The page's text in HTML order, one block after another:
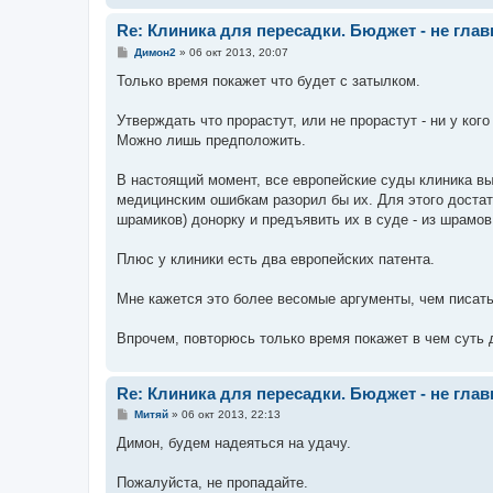
Re: Клиника для пересадки. Бюджет - не
С
о
е
и
Димон2 » 06 окт 2013, 20:07
Только время покажет что будет с затылком.
Утверждать что прорастут, или не прорастут - ни у
Можно лишь предположить.
В настоящий момент, все европейские суды клиника
медицинским ошибкам разорил бы их. Для этого
шрамиков) донорку и предъявить их в суде - из
Плюс у клиники есть два европейских патента.
Мне кажется это более весомые аргументы, чем
Впрочем, повторюсь только время покажет в чем суть
Re: Клиника для пересадки. Бюджет - не
С
о
е
Митяй» 06 окт 2013, 22:13
Димон, будем надеяться на удачу.
Пожалуйста, не пропадайте.